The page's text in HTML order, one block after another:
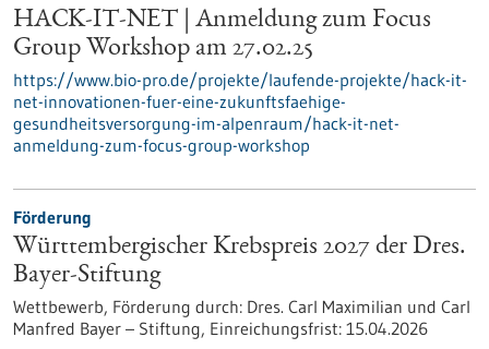
HACK-IT-NET | Anmeldung zum Focus
Group Workshop am 27.02.25
https://www.bio-pro.de/projekte/laufende-projekte/hack-it-
net-innovationen-fuer-eine-zukunftsfaehige-
gesundheitsversorgung-im-alpenraum/hack-it-net-
anmeldung-zum-focus-group-workshop
Förderung
Württembergischer Krebspreis 2027 der Dres.
Bayer-Stiftung
Wettbewerb, Förderung durch: Dres. Carl Maximilian und Carl
Manfred Bayer – Stiftung, Einreichungsfrist: 15.04.2026